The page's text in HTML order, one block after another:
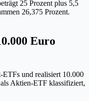
25 Prozent plus 5,5
26,375 Prozent.
Euro
und realisiert 10.000
Aktien-ETF klassifiziert,